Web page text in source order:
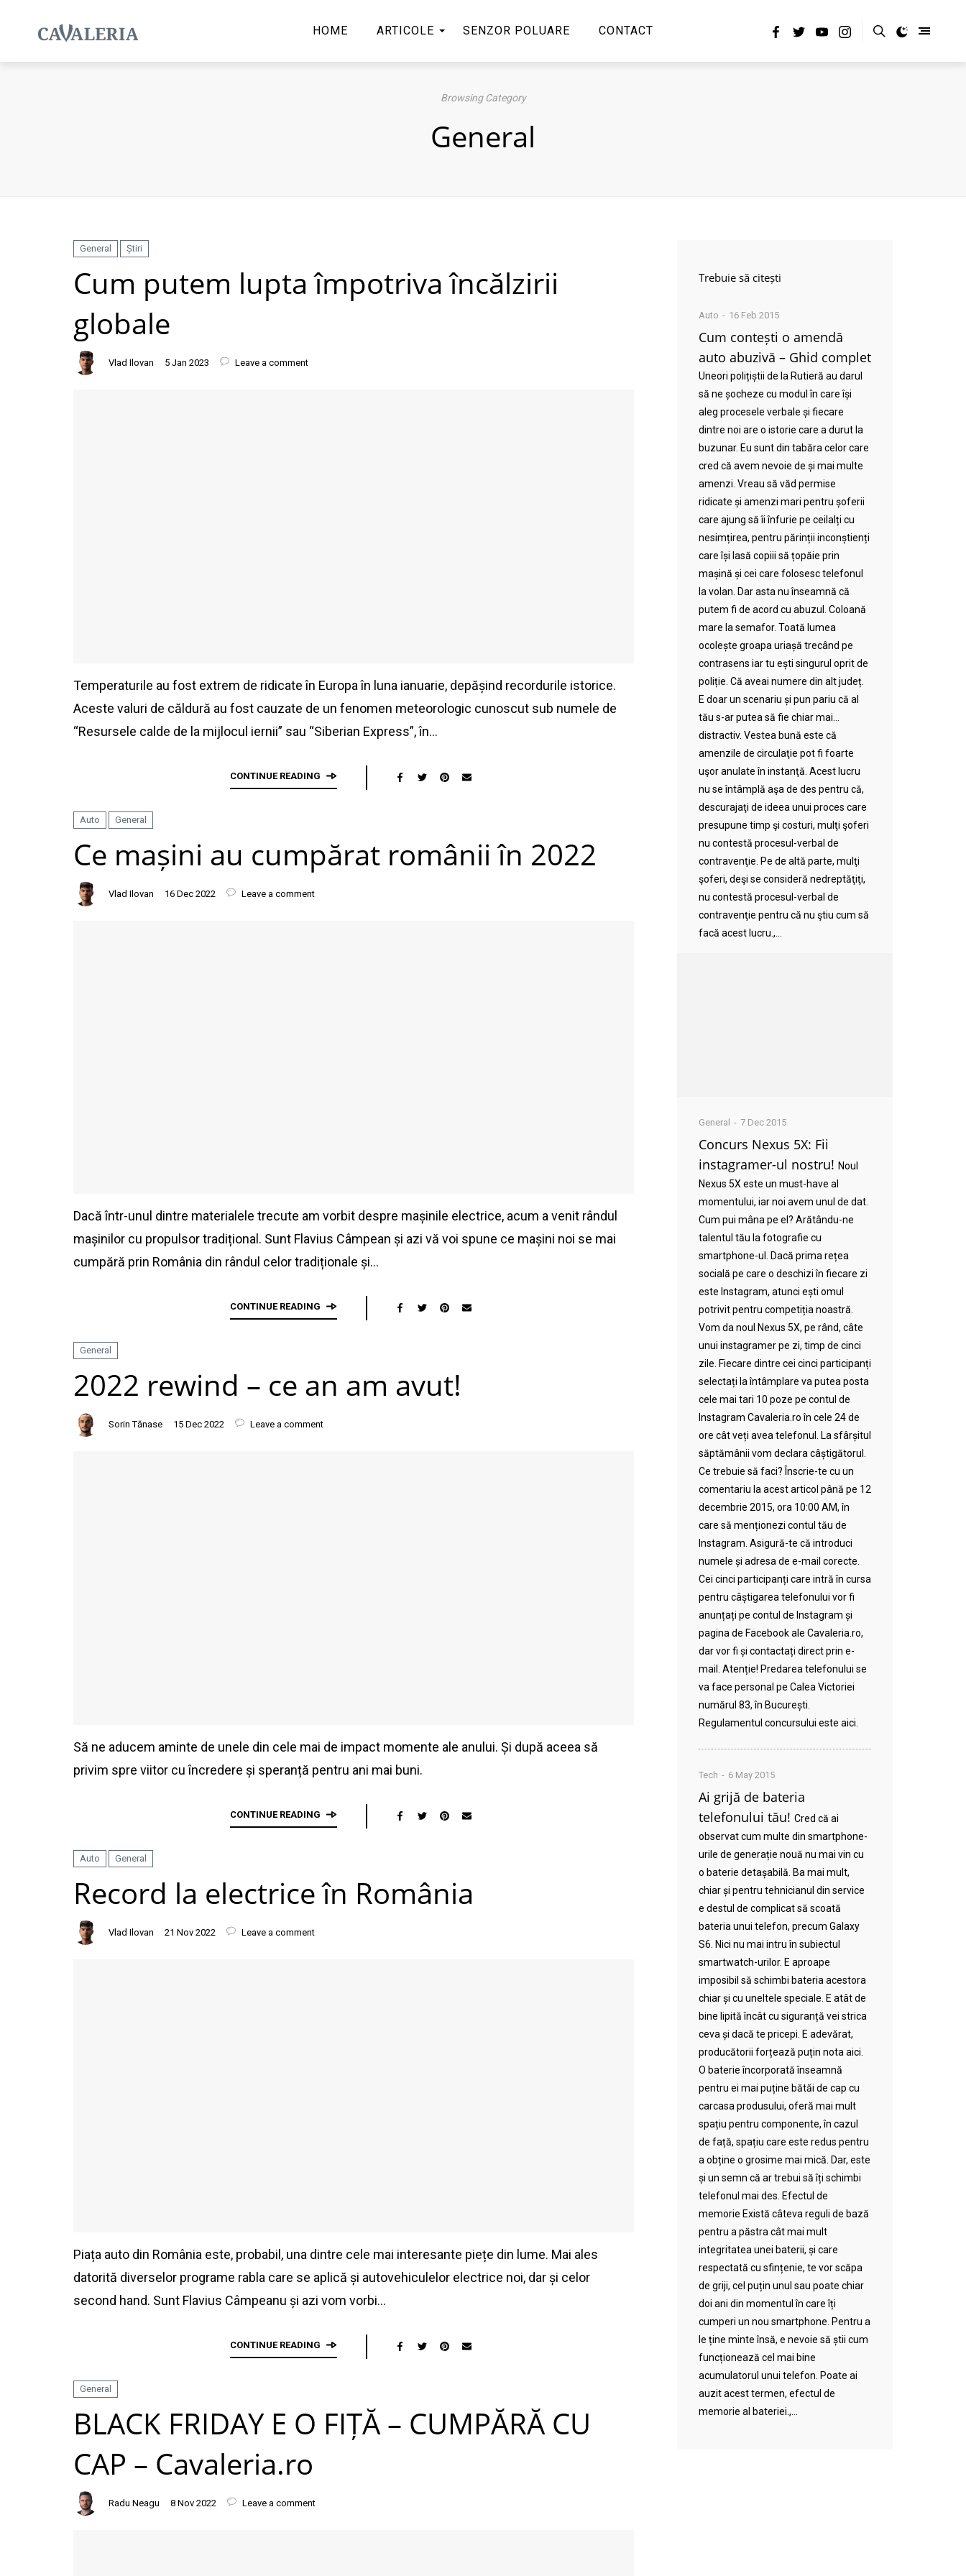
HOME ARTICOLE SENZOR POLUARE CONTACT
Browsing Category
General
General Știri
Cum putem lupta împotriva încălzirii
globale
Vlad Ilovan 5 Jan 2023 Leave a comment
Temperaturile au fost extrem de ridicate în Europa în luna ianuarie, depășind recordurile istorice.
Aceste valuri de căldură au fost cauzate de un fenomen meteorologic cunoscut sub numele de
“Resursele calde de la mijlocul iernii” sau “Siberian Express”, în…
CONTINUE READING
Auto General
Ce mașini au cumpărat românii în 2022
Vlad Ilovan 16 Dec 2022 Leave a comment
Dacă într-unul dintre materialele trecute am vorbit despre mașinile electrice, acum a venit rândul
mașinilor cu propulsor tradițional. Sunt Flavius Câmpean și azi vă voi spune ce mașini noi se mai
cumpără prin România din rândul celor tradiționale și…
CONTINUE READING
General
2022 rewind – ce an am avut!
Sorin Tănase 15 Dec 2022 Leave a comment
Să ne aducem aminte de unele din cele mai de impact momente ale anului. Și după aceea să
privim spre viitor cu încredere și speranță pentru ani mai buni.
CONTINUE READING
Auto General
Record la electrice în România
Vlad Ilovan 21 Nov 2022 Leave a comment
Piața auto din România este, probabil, una dintre cele mai interesante piețe din lume. Mai ales
datorită diverselor programe rabla care se aplică și autovehiculelor electrice noi, dar și celor
second hand. Sunt Flavius Câmpeanu și azi vom vorbi…
CONTINUE READING
General
BLACK FRIDAY E O FIȚĂ – CUMPĂRĂ CU
CAP – Cavaleria.ro
Radu Neagu 8 Nov 2022 Leave a comment
Trebuie să citești
Auto 16 Feb 2015
Cum contești o amendă
auto abuzivă – Ghid complet
Uneori polițiștii de la Rutieră au darul
să ne șocheze cu modul în care își
aleg procesele verbale și fiecare
dintre noi are o istorie care a durut la
buzunar. Eu sunt din tabăra celor care
cred că avem nevoie de și mai multe
amenzi. Vreau să văd permise
ridicate și amenzi mari pentru șoferii
care ajung să îi înfurie pe ceilalți cu
nesimțirea, pentru părinții inconștienți
care își lasă copiii să țopăie prin
mașină și cei care folosesc telefonul
la volan. Dar asta nu înseamnă că
putem fi de acord cu abuzul. Coloană
mare la semafor. Toată lumea
ocolește groapa uriașă trecând pe
contrasens iar tu ești singurul oprit de
poliție. Că aveai numere din alt județ.
E doar un scenariu și pun pariu că al
tău s-ar putea să fie chiar mai…
distractiv. Vestea bună este că
amenzile de circulaţie pot fi foarte
uşor anulate în instanţă. Acest lucru
nu se întâmplă aşa de des pentru că,
descurajaţi de ideea unui proces care
presupune timp şi costuri, mulţi şoferi
nu contestă procesul-verbal de
contravenţie. Pe de altă parte, mulţi
şoferi, deşi se consideră nedreptăţiţi,
nu contestă procesul-verbal de
contravenţie pentru că nu ştiu cum să
facă acest lucru.,...
General 7 Dec 2015
Concurs Nexus 5X: Fii
instagramer-ul nostru! Noul
Nexus 5X este un must-have al
momentului, iar noi avem unul de dat.
Cum pui mâna pe el? Arătându-ne
talentul tău la fotografie cu
smartphone-ul. Dacă prima rețea
socială pe care o deschizi în fiecare zi
este Instagram, atunci ești omul
potrivit pentru competiția noastră.
Vom da noul Nexus 5X, pe rând, câte
unui instagramer pe zi, timp de cinci
zile. Fiecare dintre cei cinci participanți
selectați la întâmplare va putea posta
cele mai tari 10 poze pe contul de
Instagram Cavaleria.ro în cele 24 de
ore cât veți avea telefonul. La sfârșitul
săptămânii vom declara câștigătorul.
Ce trebuie să faci? Înscrie-te cu un
comentariu la acest articol până pe 12
decembrie 2015, ora 10:00 AM, în
care să menționezi contul tău de
Instagram. Asigură-te că introduci
numele și adresa de e-mail corecte.
Cei cinci participanți care intră în cursa
pentru câștigarea telefonului vor fi
anunțați pe contul de Instagram și
pagina de Facebook ale Cavaleria.ro,
dar vor fi și contactați direct prin e-
mail. Atenție! Predarea telefonului se
va face personal pe Calea Victoriei
numărul 83, în București.
Regulamentul concursului este aici.
Tech 6 May 2015
Ai grijă de bateria
telefonului tău! Cred că ai
observat cum multe din smartphone-
urile de generație nouă nu mai vin cu
o baterie detașabilă. Ba mai mult,
chiar și pentru tehnicianul din service
e destul de complicat să scoată
bateria unui telefon, precum Galaxy
S6. Nici nu mai intru în subiectul
smartwatch-urilor. E aproape
imposibil să schimbi bateria acestora
chiar și cu uneltele speciale. E atât de
bine lipită încât cu siguranță vei strica
ceva și dacă te pricepi. E adevărat,
producătorii forțează puțin nota aici.
O baterie încorporată înseamnă
pentru ei mai puține bătăi de cap cu
carcasa produsului, oferă mai mult
spațiu pentru componente, în cazul
de față, spațiu care este redus pentru
a obține o grosime mai mică. Dar, este
și un semn că ar trebui să îți schimbi
telefonul mai des. Efectul de
memorie Există câteva reguli de bază
pentru a păstra cât mai mult
integritatea unei baterii, și care
respectată cu sfințenie, te vor scăpa
de griji, cel puțin unul sau poate chiar
doi ani din momentul în care îți
cumperi un nou smartphone. Pentru a
le ține minte însă, e nevoie să știi cum
funcționează cel mai bine
acumulatorul unui telefon. Poate ai
auzit acest termen, efectul de
memorie al bateriei.,...